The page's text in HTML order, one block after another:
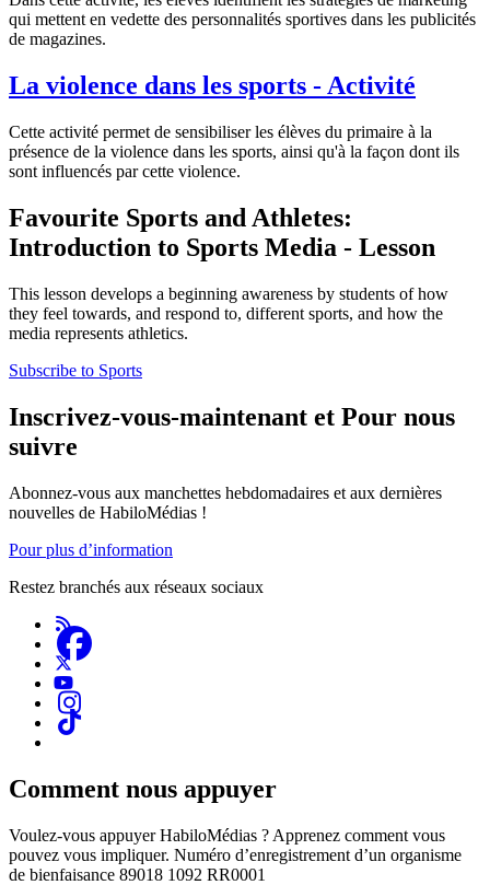
qui mettent en vedette des personnalités sportives dans les publicités
de magazines.
La violence dans les sports - Activité
Cette activité permet de sensibiliser les élèves du primaire à la
présence de la violence dans les sports, ainsi qu'à la façon dont ils
sont influencés par cette violence.
Favourite Sports and Athletes:
Introduction to Sports Media - Lesson
This lesson develops a beginning awareness by students of how
they feel towards, and respond to, different sports, and how the
media represents athletics.
Subscribe to Sports
Inscrivez-vous-maintenant et Pour nous
suivre
Abonnez-vous aux manchettes hebdomadaires et aux dernières
nouvelles de HabiloMédias !
Pour plus d’information
Restez branchés aux réseaux sociaux
Comment nous appuyer
Voulez-vous appuyer HabiloMédias ? Apprenez comment vous
pouvez vous impliquer. Numéro d’enregistrement d’un organisme
de bienfaisance 89018 1092 RR0001